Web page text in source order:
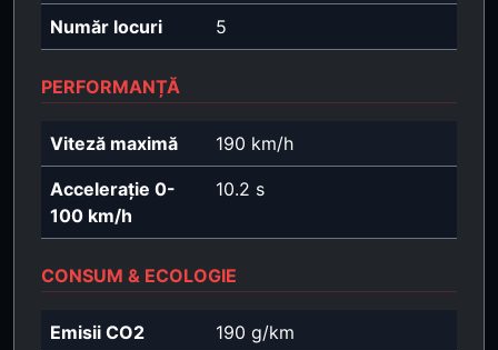
Număr locuri 5
PERFORMANȚĂ
Viteză maximă 190 km/h
Accelerație 0-
100 km/h
10.2 s
CONSUM & ECOLOGIE
Emisii CO2 190 g/km